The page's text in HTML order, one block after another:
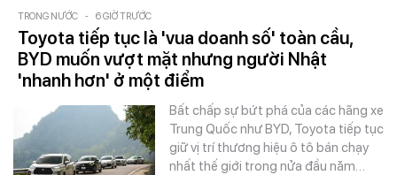
TRONG NƯỚC - 6 GIỜ TRƯỚC
Toyota tiếp tục là 'vua doanh số' toàn cầu,
BYD muốn vượt mặt nhưng người Nhật
'nhanh hơn' ở một điểm
Bất chấp sự bứt phá của các hãng xe
Trung Quốc như BYD, Toyota tiếp tục
giữ vị trí thương hiệu ô tô bán chạy
nhất thế giới trong nửa đầu năm…